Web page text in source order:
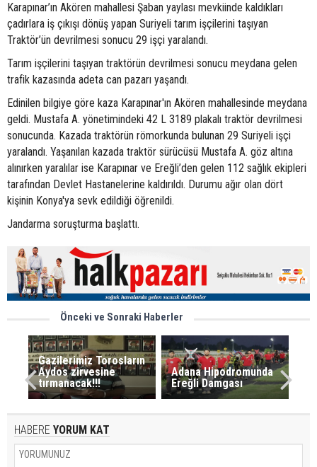
Karapınar’ın Akören mahallesi Şaban yaylası mevkiinde kaldıkları
çadırlara iş çıkışı dönüş yapan Suriyeli tarım işçilerini taşıyan
Traktör’ün devrilmesi sonucu 29 işçi yaralandı.
Tarım işçilerini taşıyan traktörün devrilmesi sonucu meydana gelen
trafik kazasında adeta can pazarı yaşandı.
Edinilen bilgiye göre kaza Karapınar'ın Akören mahallesinde meydana
geldi. Mustafa A. yönetimindeki 42 L 3189 plakalı traktör devrilmesi
sonucunda. Kazada traktörün römorkunda bulunan 29 Suriyeli işçi
yaralandı. Yaşanılan kazada traktör sürücüsü Mustafa A. göz altına
alınırken yaralılar ise Karapınar ve Ereğli’den gelen 112 sağlık ekipleri
tarafından Devlet Hastanelerine kaldırıldı. Durumu ağır olan dört
kişinin Konya'ya sevk edildiği öğrenildi.
Jandarma soruşturma başlattı.
Önceki ve Sonraki Haberler
Gazilerimiz Torosların
Aydos zirvesine
tırmanacak!!!
Adana Hipodromunda
Ereğli Damgası
HABERE YORUM KAT